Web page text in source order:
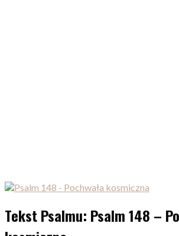
Tekst Psalmu: Psalm 148 –